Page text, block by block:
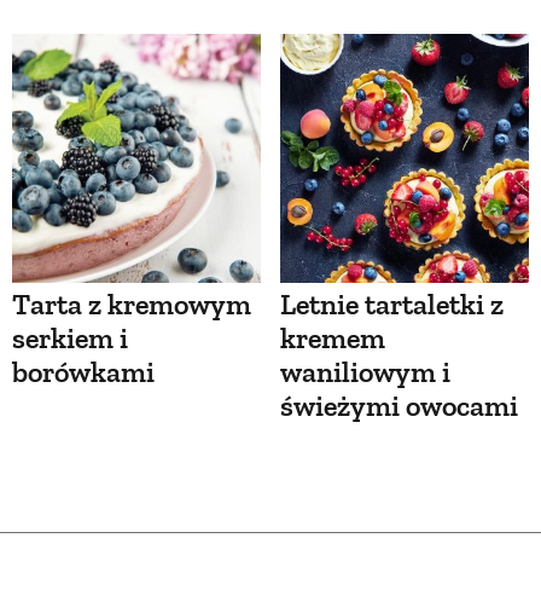
Tarta z kremowym
serkiem i
borówkami
Letnie tartaletki z
kremem
waniliowym i
świeżymi owocami